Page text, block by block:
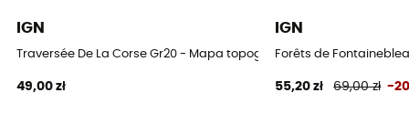
IGN
Traversée De La Corse Gr20 - Mapa topograficzna
49,00 zł
IGN
Forêts de
55,20 zł 69,00 zł -